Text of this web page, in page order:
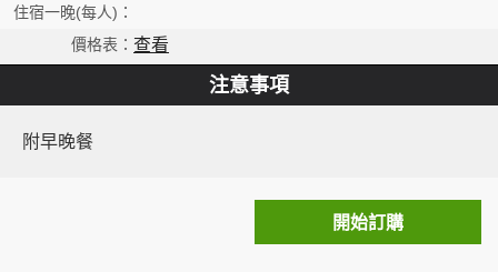
查看
注意事項
附早晚餐
開始訂購